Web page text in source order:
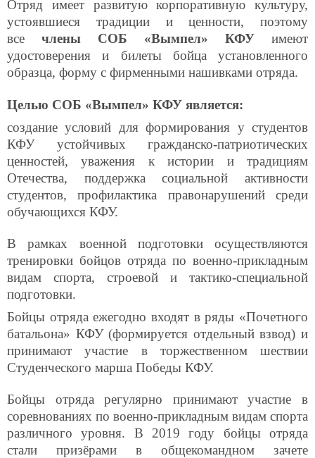
Отряд имеет развитую корпоративную культуру,
устоявшиеся традиции и ценности,
поэтому
все члены СОБ «Вымпел» КФУ имеют
удостоверения и билеты бойца установленного
образца, форму с фирменными нашивками отряда.
Целью СОБ «Вымпел» КФУ является:
создание условий для формирования у студентов
КФУ устойчивых гражданско-патриотических
ценностей, уважения к истории и традициям
Отечества, поддержка социальной активности
студентов, профилактика правонарушений среди
обучающихся КФУ.
В рамках военной подготовки осуществляются
тренировки бойцов отряда по военно-прикладным
видам спорта, строевой и тактико-специальной
подготовки.
Бойцы отряда ежегодно входят в ряды «Почетного
батальона» КФУ (формируется отдельный взвод) и
принимают участие в торжественном шествии
Студенческого марша Победы КФУ.
Бойцы отряда регулярно принимают участие в
соревнованиях по военно-прикладным видам спорта
различного уровня. В 2019 году бойцы отряда
стали призёрами в общекомандном зачете